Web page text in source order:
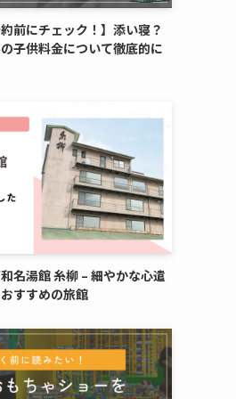
前にチェック！】添い寝？
子供料金について徹底的に
名湯館 糸柳 – 細やかな心遣
すすめの旅館